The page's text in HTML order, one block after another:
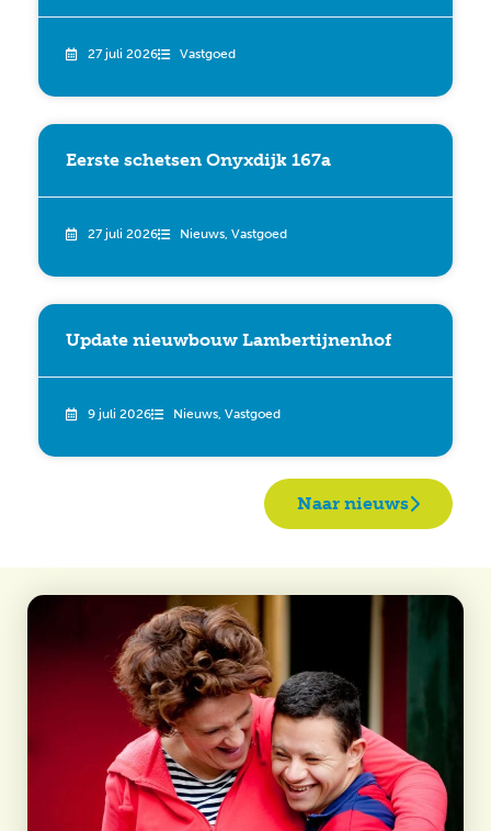
27 juli 2026 Vastgoed
Eerste schetsen Onyxdijk 167a
27 juli 2026 Nieuws, Vastgoed
Update nieuwbouw Lambertijnenhof
9 juli 2026 Nieuws, Vastgoed
Naar nieuws